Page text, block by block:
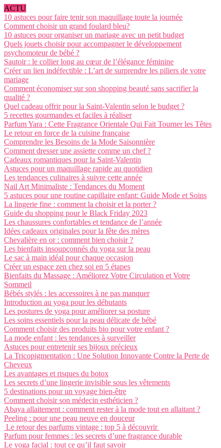
ACTU
10 astuces pour faire tenir son maquillage toute la journée
Comment choisir un grand foulard bleu?
10 astuces pour organiser un mariage avec un petit budget
Quels jouets choisir pour accompagner le développement
psychomoteur de bébé ?
Sautoir : le collier long au cœur de l’élégance féminine
Créer un lien indéfectible : L’art de surprendre les piliers de votre
mariage
Comment économiser sur son shopping beauté sans sacrifier la
qualité ?
Quel cadeau offrir pour la Saint-Valentin selon le budget ?
5 recettes gourmandes et faciles à réaliser
Parfum Yara : Cette Fragrance Orientale Qui Fait Tourner les Têtes
Le retour en force de la cuisine française
Comprendre les Besoins de la Mode Saisonnière
Comment dresser une assiette comme un chef ?
Cadeaux romantiques pour la Saint-Valentin
Astuces pour un maquillage rapide au quotidien
Les tendances culinaires à suivre cette année
Nail Art Minimaliste : Tendances du Moment
5 astuces pour une routine capillaire enfant: Guide Mode et Soins
La lingerie fine : comment la choisir et la porter ?
Guide du shopping pour le Black Friday 2023
Les chaussures confortables et tendance de l’année
Idées cadeaux originales pour la fête des mères
Chevalière en or : comment bien choisir ?
Les bienfaits insoupçonnés du yoga sur la peau
Le sac à main idéal pour chaque occasion
Créer un espace zen chez soi en 5 étapes
Bienfaits du Massage : Améliorez Votre Circulation et Votre
Sommeil
Bébés stylés : les accessoires à ne pas manquer
Introduction au yoga pour les débutants
Les postures de yoga pour améliorer sa posture
Les soins essentiels pour la peau délicate de bébé
Comment choisir des produits bio pour votre enfant ?
La mode enfant : les tendances à surveiller
Astuces pour entretenir ses bijoux précieux
La Tricopigmentation : Une Solution Innovante Contre la Perte de
Cheveux
Les avantages et risques du botox
Les secrets d’une lingerie invisible sous les vêtements
5 destinations pour un voyage bien-être
Comment choisir son médecin esthéticien ?
Abaya allaitement : comment rester à la mode tout en allaitant ?
Peeling : pour une peau neuve en douceur
Le retour des parfums vintage : top 5 à découvrir
Parfum pour femmes : les secrets d’une fragrance durable
Le yoga facial : tout ce qu’il faut savoir